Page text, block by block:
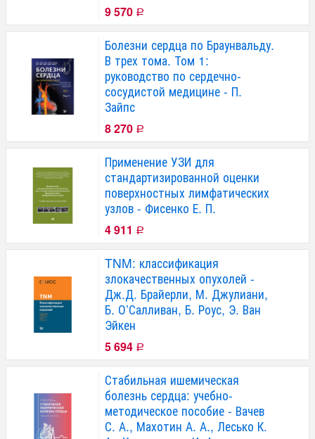
9 570 Р
Болезни сердца по Браунвальду.
В трех тома. Том 1:
руководство по сердечно-
сосудистой медицине - П.
Зайпс
8 270 Р
Применение УЗИ для
стандартизированной оценки
поверхностных лимфатических
узлов - Фисенко Е. П.
4 911 Р
TNM: классификация
злокачественных опухолей -
Дж.Д. Брайерли, М. Джулиани,
Б. О’Салливан, Б. Роус, Э. Ван
Эйкен
5 694 Р
Стабильная ишемическая
болезнь сердца: учебно-
методическое пособие - Вачев
С. А., Махотин А. А., Лесько К.